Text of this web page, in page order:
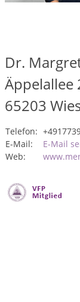
Dr.
Äppelallee
65203
Telefon:
E-Mail:
E-Mail
Web: